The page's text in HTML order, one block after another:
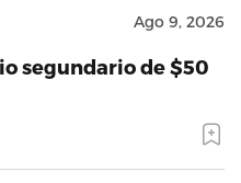
Ago 9, 2026
segundario de $50